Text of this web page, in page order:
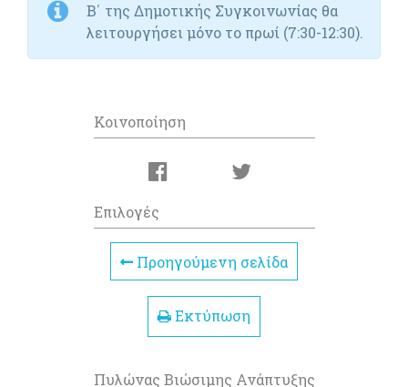
Β΄ της Δημοτικής Συγκοινωνίας θα
λειτουργήσει μόνο το πρωί (7:30-12:30).
Κοινοποίηση
Επιλογές
Προηγούμενη σελίδα
Εκτύπωση
Πυλώνας Βιώσιμης Ανάπτυξης